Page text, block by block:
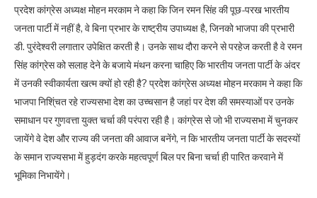
प्रदेश कांग्रेस अध्यक्ष मोहन मरकाम ने कहा कि जिन रमन सिंह की पूछ-परख भारतीय
जनता पार्टी में नहीं है, वे बिना प्रभार के राष्ट्रीय उपाध्यक्ष है, जिनको भाजपा की प्रभारी
डी. पुरंदेश्वरी लगातार उपेक्षित करती है। उनके साथ दौरा करने से परहेज करती है वे रमन
सिंह कांग्रेस को सलाह देने के बजाये मंथन करना चाहिए कि भारतीय जनता पार्टी के अंदर
में उनकी स्वीकार्यता खत्म क्यों हो रही है? प्रदेश कांग्रेस अध्यक्ष मोहन मरकाम ने कहा कि
भाजपा निशि्ंचत रहे राज्यसभा देश का उच्चसान है जहां पर देश की समस्याओं पर उनके
समाधान पर गुणवत्ता युक्त चर्चा की परंपरा रही है। कांग्रेस से जो भी राज्यसभा में चुनकर
जायेंगे वे देश और राज्य की जनता की आवाज बनेंगे, न कि भारतीय जनता पार्टी के सदस्यों
के समान राज्यसभा में हुड़दंग करके महत्वपूर्ण बिल पर बिना चर्चा ही पारित करवाने में
भूमिका निभायेंगे।